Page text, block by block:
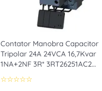
Contator Manobra Capacitor
Tripolar 24A 24VCA 16,7Kvar
1NA+2NF 3R* 3RT26251AC25
Siemens
☆☆☆☆☆